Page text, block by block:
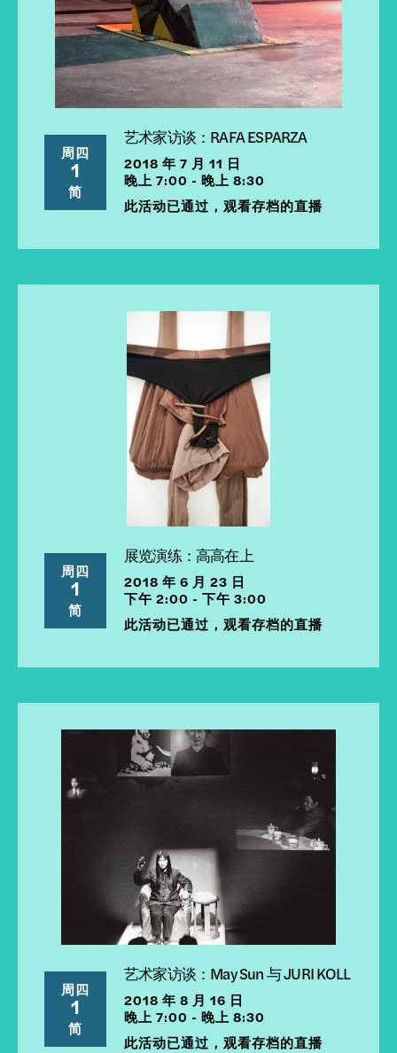
周四
1
简
艺术家访谈：RAFA ESPARZA
2018 年 7 月 11 日
晚上 7:00 - 晚上 8:30
此活动已通过，观看存档的直播
周四
1
简
展览演练：高高在上
2018 年 6 月 23 日
下午 2:00 - 下午 3:00
此活动已通过，观看存档的直播
周四
1
简
艺术家访谈：May Sun 与 JURI KOLL
2018 年 8 月 16 日
晚上 7:00 - 晚上 8:30
此活动已通过，观看存档的直播